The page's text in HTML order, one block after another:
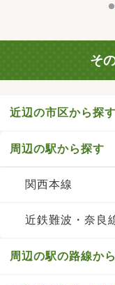
そ
近辺の市区から探す
周辺の駅から探す
関西本線
近鉄難波・奈良
周辺の駅の路線か